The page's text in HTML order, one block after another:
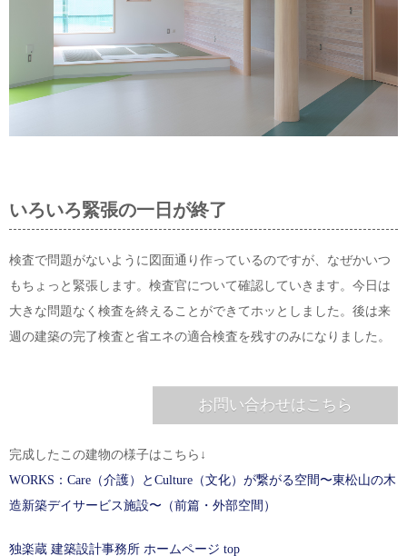
いろいろ緊張の一日が終了
検査で問題がないように図面通り作っているのですが、なぜかいつ
もちょっと緊張します。検査官について確認していきます。今日は
大きな問題なく検査を終えることができてホッとしました。後は来
週の建築の完了検査と省エネの適合検査を残すのみになりました。
お問い合わせはこちら
完成したこの建物の様子はこちら↓
WORKS：Care（介護）とCulture（文化）が繋がる空間〜東松山の木
造新築デイサービス施設〜（前篇・外部空間）
独楽蔵 建築設計事務所 ホームページ top